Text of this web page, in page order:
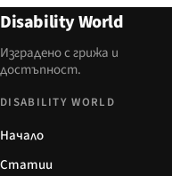
Disability World
Изградено с грижа и
достъпност.
DISABILITY WORLD
Начало
Статии